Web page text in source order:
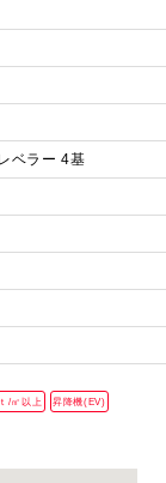
ベラー 4基
/㎡以上 昇降機(EV)